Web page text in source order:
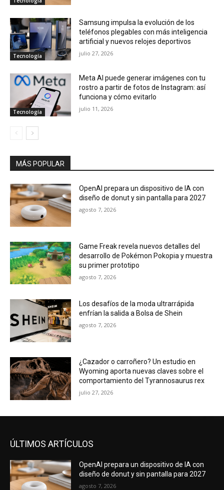
Tecnología
Samsung impulsa la evolución de los
teléfonos plegables con más inteligencia
artificial y nuevos relojes deportivos
julio 27, 2026
Tecnología
Meta AI puede generar imágenes con tu
rostro a partir de fotos de Instagram: así
funciona y cómo evitarlo
julio 11, 2026
MÁS POPULAR
OpenAI prepara un dispositivo de IA con
diseño de donut y sin pantalla para 2027
agosto 7, 2026
Game Freak revela nuevos detalles del
desarrollo de Pokémon Pokopia y muestra
su primer prototipo
agosto 7, 2026
Los desafíos de la moda ultrarrápida
enfrían la salida a Bolsa de Shein
agosto 7, 2026
¿Cazador o carroñero? Un estudio en
Wyoming aporta nuevas claves sobre el
comportamiento del Tyrannosaurus rex
julio 27, 2026
ÚLTIMOS ARTÍCULOS
OpenAI prepara un dispositivo de IA con
diseño de donut y sin pantalla para 2027
agosto 7, 2026